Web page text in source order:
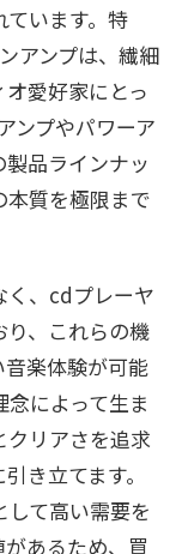
DP-800
E-212
E-213
E-305V
E-306
E-450
E-480
います。特
アンプは、繊細
愛好家にとっ
ンプやパワーア
品ラインナッ
本質を極限まで
く、cdプレーヤ
、これらの機
楽体験が可能
によって生ま
リアさを追求
き立てます。
て高い需要を
あるため、買